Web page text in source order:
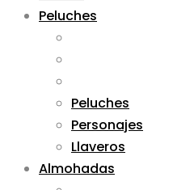
Peluches
Peluches
Personajes
Llaveros
Almohadas